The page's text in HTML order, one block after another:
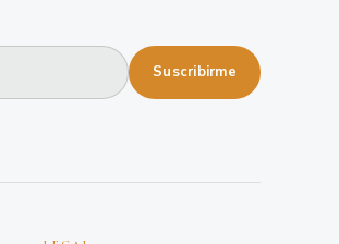
Suscribirme